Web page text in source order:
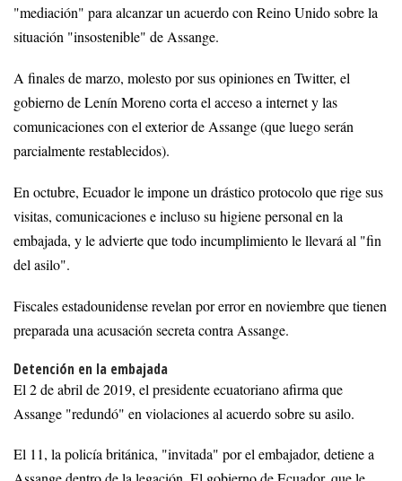
"mediación" para alcanzar un acuerdo con Reino Unido sobre la
situación "insostenible" de Assange.
A finales de marzo, molesto por sus opiniones en Twitter, el
gobierno de Lenín Moreno corta el acceso a internet y las
comunicaciones con el exterior de Assange (que luego serán
parcialmente restablecidos).
En octubre, Ecuador le impone un drástico protocolo que rige sus
visitas, comunicaciones e incluso su higiene personal en la
embajada, y le advierte que todo incumplimiento le llevará al "fin
del asilo".
Fiscales estadounidense revelan por error en noviembre que tienen
preparada una acusación secreta contra Assange.
Detención en la embajada
El 2 de abril de 2019, el presidente ecuatoriano afirma que
Assange "redundó" en violaciones al acuerdo sobre su asilo.
El 11, la policía británica, "invitada" por el embajador, detiene a